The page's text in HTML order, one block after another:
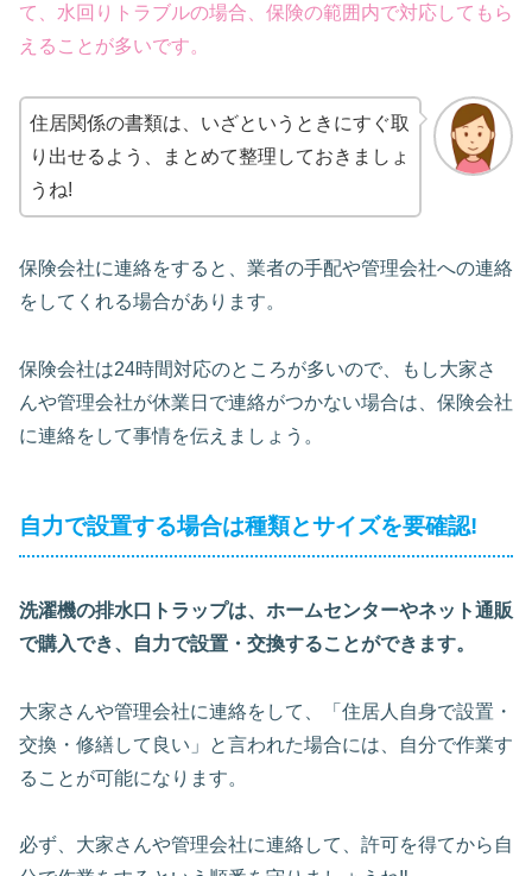
て、水回りトラブルの場合、保険の範囲内で対応してもら
えることが多いです。
住居関係の書類は、いざというときにすぐ取
り出せるよう、まとめて整理しておきましょ
うね!
保険会社に連絡をすると、業者の手配や管理会社への連絡
をしてくれる場合があります。
保険会社は24時間対応のところが多いので、もし大家さ
んや管理会社が休業日で連絡がつかない場合は、保険会社
に連絡をして事情を伝えましょう。
自力で設置する場合は種類とサイズを要確認!
洗濯機の排水口トラップは、ホームセンターやネット通販
で購入でき、自力で設置・交換することができます。
大家さんや管理会社に連絡をして、「住居人自身で設置・
交換・修繕して良い」と言われた場合には、自分で作業す
ることが可能になります。
必ず、大家さんや管理会社に連絡して、許可を得てから自